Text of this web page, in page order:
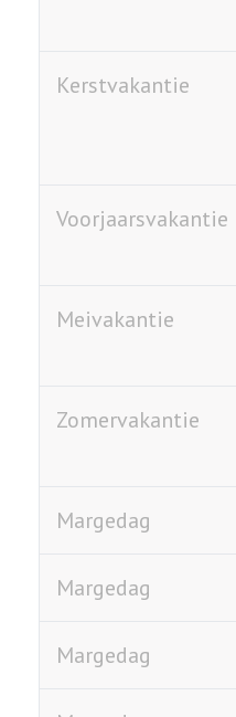
Kerstvakantie
Voorjaarsvakantie
Meivakantie
Zomervakantie
Margedag
Margedag
Margedag